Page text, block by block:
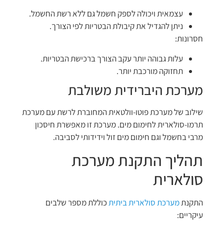
עצמאית ויכולה לספק חשמל גם ללא רשת החשמל.
ניתן להגדיל את קיבולת הבטריות לפי הצורך.
חסרונות:
עלות גבוהה יותר עקב הצורך ברכישת הבטריות.
תחזוקה מורכבת יותר.
מערכת היברידית משולבת
שילוב של מערכת פוטו-וולטאית המחוברת לרשת עם מערכת
תרמו-סולארית לחימום מים. מערכת זו מאפשרת חיסכון
מרבי בחשמל וגם חימום מים זול וידידותי לסביבה.
תהליך התקנת מערכת
סולארית
התקנתמערכת סולארית ביתיתכוללת מספר שלבים
עיקריים: